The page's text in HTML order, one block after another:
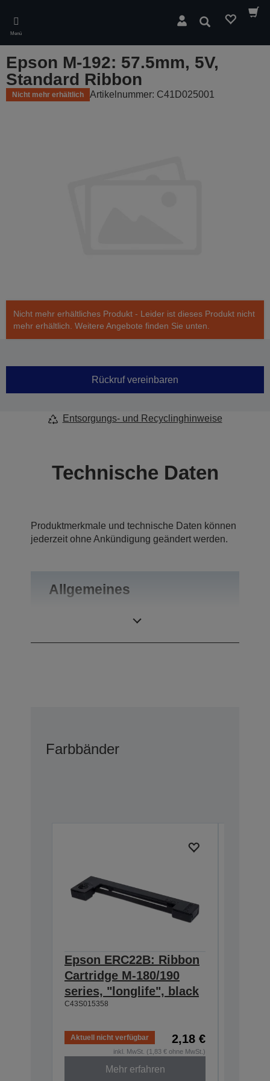
main
content
Menü
Suchen
Epson M-192: 57.5mm, 5V,
Standard Ribbon
Nicht mehr erhältlich Artikelnummer: C41D025001
Nicht mehr erhältliches Produkt - Leider ist dieses Produkt nicht
mehr erhältlich. Weitere Angebote finden Sie unten.
Rückruf vereinbaren
Entsorgungs- und Recyclinghinweise
Technische Daten
Produktmerkmale und technische Daten können
jederzeit ohne Ankündigung geändert werden.
Allgemeines
Farbbänder
Epson ERC22B: Ribbon
Cartridge M-180/190
series, "longlife", black
C43S015358
Aktuell nicht verfügbar 2,18 €
inkl. MwSt. (1,83 € ohne MwSt.)
Mehr erfahren